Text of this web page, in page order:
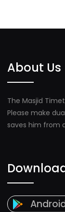
About Us
The Masjid
Please make
saves him from